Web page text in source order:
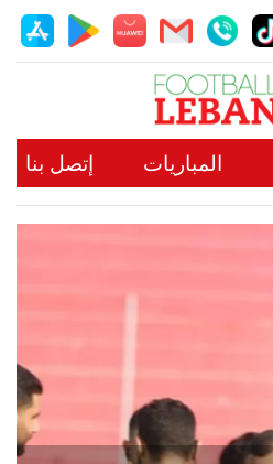
المباريات إتصل بنا